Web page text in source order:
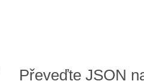
Převeďte JSON